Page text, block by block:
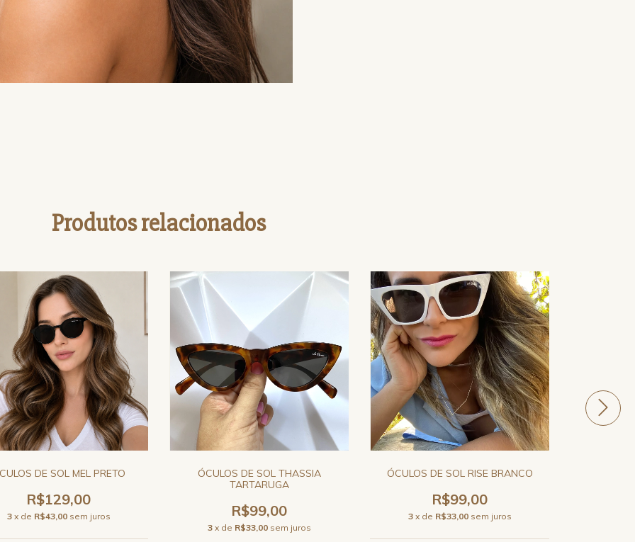
Produtos relacionados
DE SOL MEL PRETO
R$129,00
3 x de R$43,00 sem juros
ÓCULOS DE SOL THASSIA
TARTARUGA
R$99,00
3 x de R$33,00 sem juros
ÓCULOS DE SOL RISE BRANCO
R$99,00
3 x de R$33,00 sem juros